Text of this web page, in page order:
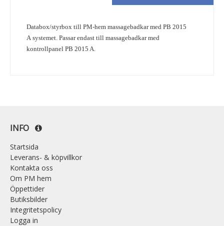
Databox/styrbox till PM-hem massagebadkar med PB 2015
A systemet. Passar endast till massagebadkar med
kontrollpanel PB 2015 A.
INFO
Startsida
Leverans- & köpvillkor
Kontakta oss
Om PM hem
Öppettider
Butiksbilder
Integritetspolicy
Logga in